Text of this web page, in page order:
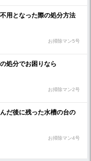
用となった際の処分方法
お掃除マン5号
処分でお困りなら
お掃除マン2号
だ後に残った水槽の台の
お掃除マン4号